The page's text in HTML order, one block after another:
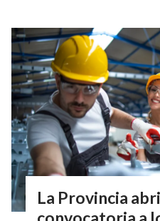
La Provincia